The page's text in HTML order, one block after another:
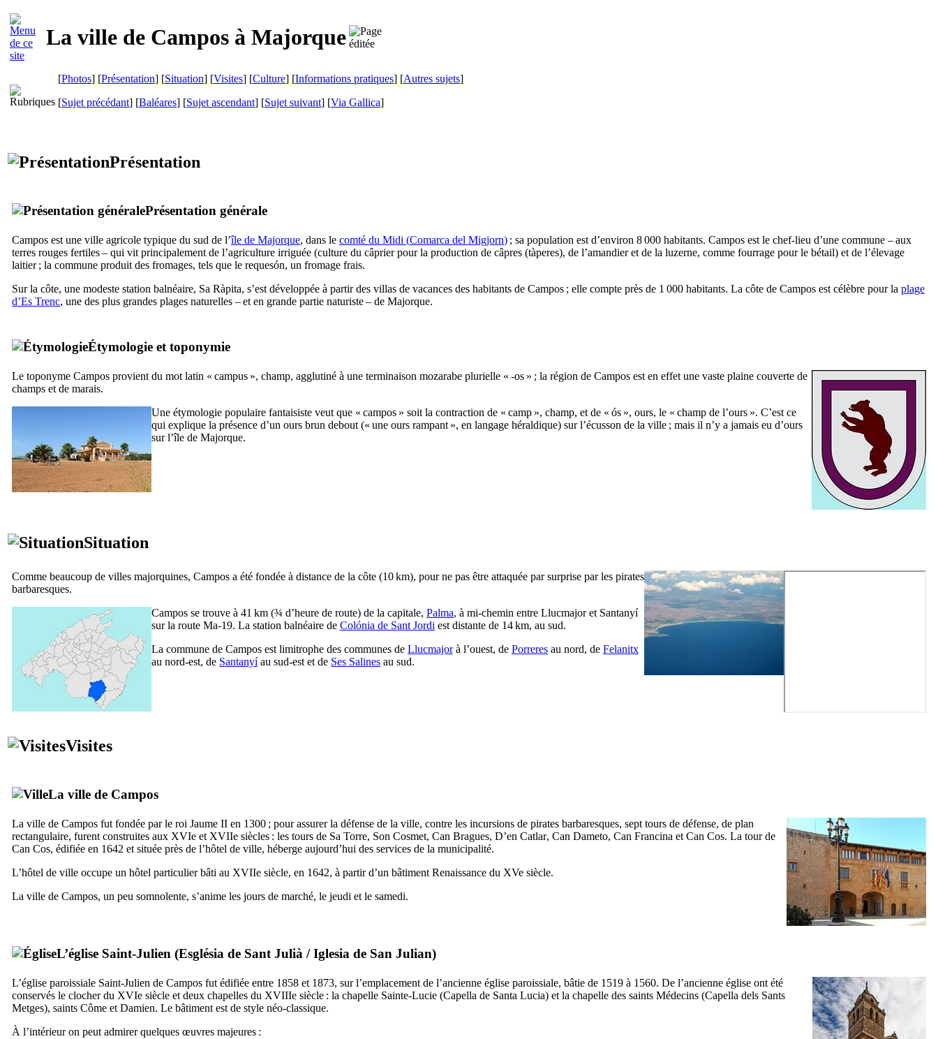
La ville de Campos à Majorque
[Photos] [Présentation] [Situation] [Visites] [Culture] [Informations pratiques] [Autres sujets]
[Sujet précédant] [Baléares] [Sujet ascendant] [Sujet suivant] [Via Gallica]
Présentation
Présentation générale
Campos est une ville agricole typique du sud de l’île de Majorque, dans le comté du Midi (Comarca del Migjorn) ; sa population est d’environ 8 000 habitants. Campos est le chef-lieu d’une commune – aux
terres rouges fertiles – qui vit principalement de l’agriculture irriguée (culture du câprier pour la production de câpres (tàperes), de l’amandier et de la luzerne, comme fourrage pour le bétail) et de l’élevage
laitier ; la commune produit des fromages, tels que le requesón, un fromage frais.
Sur la côte, une modeste station balnéaire, Sa Ràpita, s’est développée à partir des villas de vacances des habitants de Campos ; elle compte près de 1 000 habitants. La côte de Campos est célèbre pour la plage
d’Es Trenc, une des plus grandes plages naturelles – et en grande partie naturiste – de Majorque.
Étymologie et toponymie
Le toponyme Campos provient du mot latin « campus », champ, agglutiné à une terminaison mozarabe plurielle « -os » ; la région de Campos est en effet une vaste plaine couverte de
champs et de marais.
Une étymologie populaire fantaisiste veut que « campos » soit la contraction de « camp », champ, et de « ós », ours, le « champ de l’ours ». C’est ce
qui explique la présence d’un ours brun debout (« une ours rampant », en langage héraldique) sur l’écusson de la ville ; mais il n’y a jamais eu d’ours
sur l’île de Majorque.
Situation
Comme beaucoup de villes majorquines, Campos a été fondée à distance de la côte (10 km), pour ne pas être attaquée par surprise par les pirates
barbaresques.
Campos se trouve à 41 km (¾ d’heure de route) de la capitale, Palma, à mi-chemin entre Llucmajoret Santanyí
sur la route Ma-19. La station balnéaire de Colónia de Sant Jordi est distante de 14 km, au sud.
La commune de Campos est limitrophe des communes de Llucmajorà l’ouest, de Porreres au nord, de Felanitx
au nord-est, de Santanyíau sud-est et de Ses Salines au sud.
Visites
La ville de Campos
La ville de Campos fut fondée par le roi Jaume II en 1300 ; pour assurer la défense de la ville, contre les incursions de pirates barbaresques, sept tours de défense, de plan
rectangulaire, furent construites aux XVIe et XVIIe siècles : les tours de Sa Torre, Son Cosmet, Can Bragues, D’en Catlar, Can Dameto, Can Francina et Can Cos. La tour de
Can Cos, édifiée en 1642 et située près de l’hôtel de ville, héberge aujourd’hui des services de la municipalité.
L’hôtel de ville occupe un hôtel particulier bâti au XVIIe siècle, en 1642, à partir d’un bâtiment Renaissance du XVe siècle.
La ville de Campos, un peu somnolente, s’anime les jours de marché, le jeudi et le samedi.
L’église Saint-Julien (Església de Sant Julià /Iglesia de San Julian)
L’église paroissiale Saint-Julien de Campos fut édifiée entre 1858 et 1873, sur l’emplacement de l’ancienne église paroissiale, bâtie de 1519 à 1560. De l’ancienne église ont été
conservés le clocher du XVIe siècle et deux chapelles du XVIIIe siècle : la chapelle Sainte-Lucie (Capella de Santa Lucia) et la chapelle des saints Médecins (Capella dels Sants
Metges), saints Côme et Damien. Le bâtiment est de style néo-classique.
À l’intérieur on peut admirer quelques œuvres majeures :